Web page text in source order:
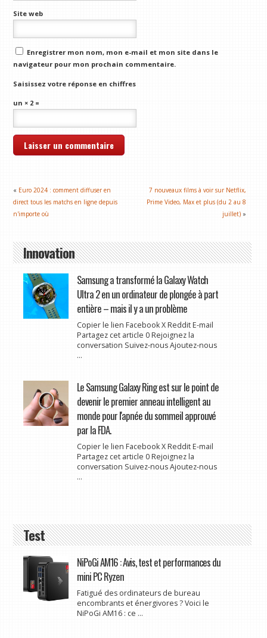
Site web
Enregistrer mon nom, mon e-mail et mon site dans le
navigateur pour mon prochain commentaire.
Saisissez votre réponse en chiffres
un × 2 =
« Euro 2024 : comment diffuser en
direct tous les matchs en ligne depuis
n'importe où
7 nouveaux films à voir sur Netflix,
Prime Video, Max et plus (du 2 au 8
juillet) »
Innovation
Samsung a transformé la Galaxy Watch
Ultra 2 en un ordinateur de plongée à part
entière – mais il y a un problème
Copier le lien Facebook X Reddit E-mail
Partagez cet article 0 Rejoignez la
conversation Suivez-nous Ajoutez-nous
...
Le Samsung Galaxy Ring est sur le point de
devenir le premier anneau intelligent au
monde pour l'apnée du sommeil approuvé
par la FDA.
Copier le lien Facebook X Reddit E-mail
Partagez cet article 0 Rejoignez la
conversation Suivez-nous Ajoutez-nous
...
Test
NiPoGi AM16 : Avis, test et performances du
mini PC Ryzen
Fatigué des ordinateurs de bureau
encombrants et énergivores ? Voici le
NiPoGi AM16 : ce ...